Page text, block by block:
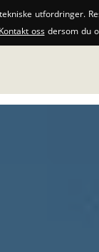
utfordringer.
Kontakt ossdersom du